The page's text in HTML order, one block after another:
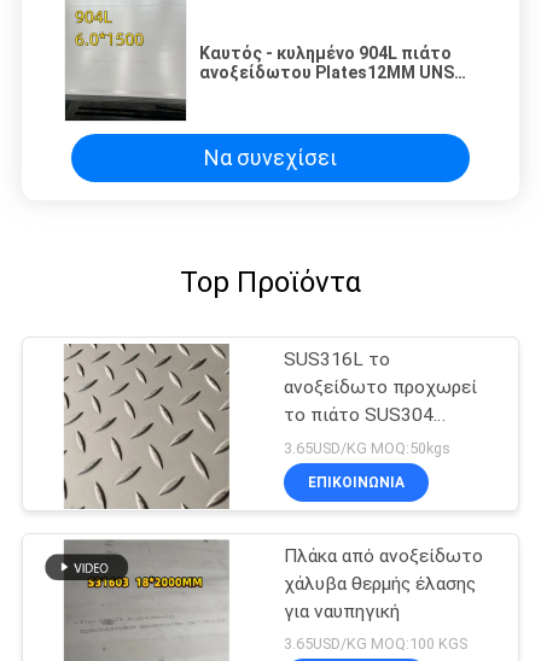
Καυτός - κυλημένο 904L πιάτο
ανοξείδωτου Plates12MM UNS
Να συνεχίσει
Top Προϊόντα
SUS316L το
ανοξείδωτο προχωρεί
το πιάτο SUS304
SUS316L για το δάπεδο
3.65USD/KG MOQ:50kgs
ΕΠΙΚΟΙΝΩΝΙΑ
Πλάκα από ανοξείδωτο
χάλυβα θερμής έλασης
για ναυπηγική
3.65USD/KG MOQ:100 KGS